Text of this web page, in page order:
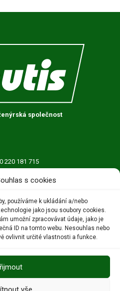
s cookies
používáme k ukládání a/nebo
jako jsou soubory cookies.
umožní zpracovávat údaje, jako je
ID na tomto webu. Nesouhlas nebo
ovlivnit určité vlastnosti a funkce.
společnost
220 181 715
676/3
6 – Dejvice